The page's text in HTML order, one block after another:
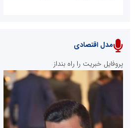
پایگاه خبری نهضت ملی مسکن
مدل اقتصادی
پروفایل خبریت را راه بنداز